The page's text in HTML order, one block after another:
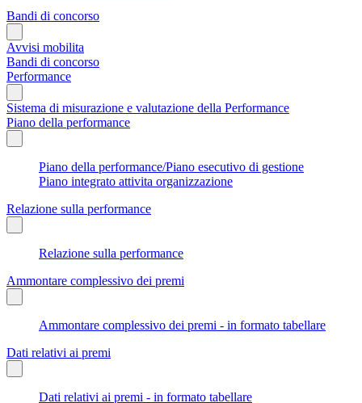
Bandi di concorso
Avvisi mobilita
Bandi di concorso
Performance
Sistema di misurazione e valutazione della Performance
Piano della performance
Piano della performance/Piano esecutivo di gestione
Piano integrato attivita organizzazione
Relazione sulla performance
Relazione sulla performance
Ammontare complessivo dei premi
Ammontare complessivo dei premi - in formato tabellare
Dati relativi ai premi
Dati relativi ai premi - in formato tabellare